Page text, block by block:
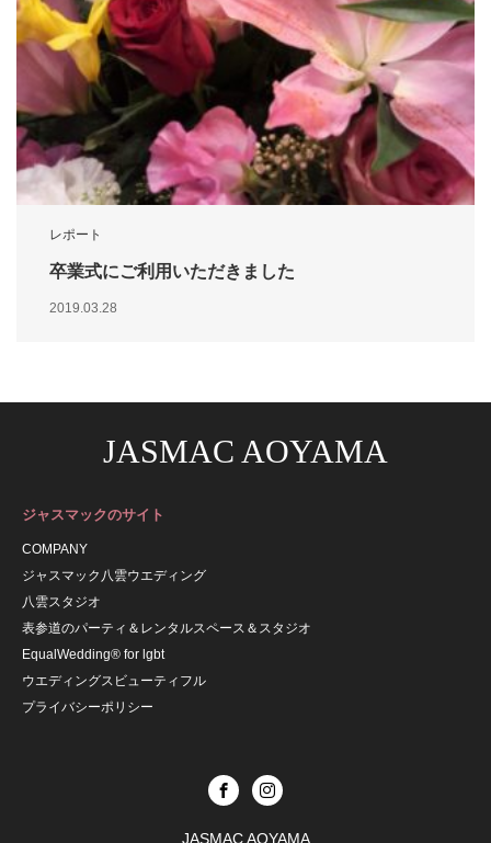
レポート
卒業式にご利用いただきました
2019.03.28
JASMAC AOYAMA
ジャスマックのサイト
COMPANY
ジャスマック八雲ウエディング
八雲スタジオ
表参道のパーティ＆レンタルスペース＆スタジオ
EqualWedding® for lgbt
ウエディングスビューティフル
プライバシーポリシー
JASMAC AOYAMA